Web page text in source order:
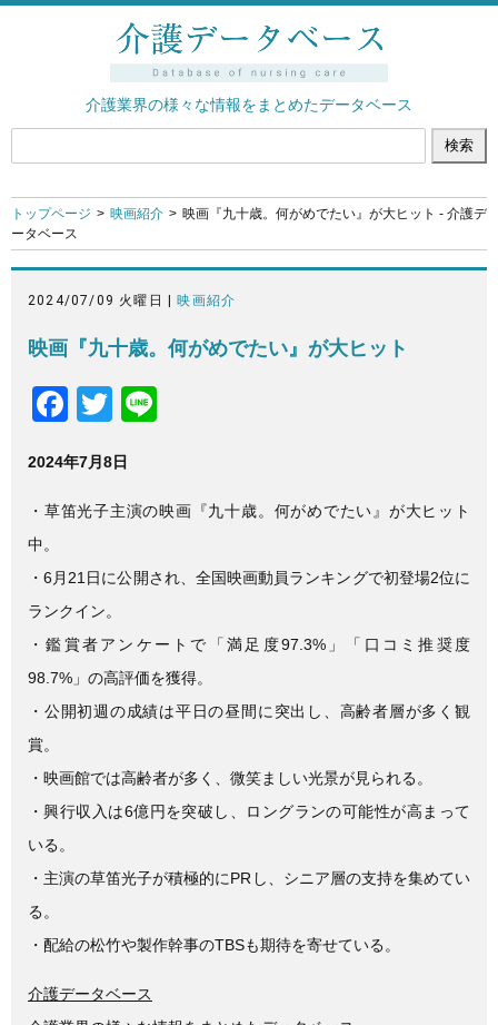
介護業界の様々な情報をまとめたデータベース
トップページ 映画紹介
映画『九十歳。何がめでたい』が大ヒット - 介護デ
ータベース
2024/07/09 火曜日 |映画紹介
映画『九十歳。何がめでたい』が大ヒット
F
c
e
o
o
k
T
tt
er
2024年7月8日
・草笛光子主演の映画『九十歳。何がめでたい』が大ヒット
中。
・6月21日に公開され、全国映画動員ランキングで初登場2位に
ランクイン。
・鑑賞者アンケートで「満足度97.3%」「口コミ推奨度
98.7%」の高評価を獲得。
・公開初週の成績は平日の昼間に突出し、高齢者層が多く観
賞。
・映画館では高齢者が多く、微笑ましい光景が見られる。
・興行収入は6億円を突破し、ロングランの可能性が高まって
いる。
・主演の草笛光子が積極的にPRし、シニア層の支持を集めてい
る。
・配給の松竹や製作幹事のTBSも期待を寄せている。
介護データベース